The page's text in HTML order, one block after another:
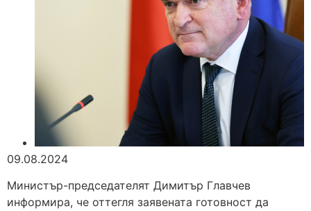
09.08.2024
Министър-председателят Димитър Главчев
информира, че оттегля заявената готовност да